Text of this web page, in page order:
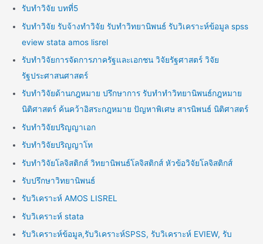
รับทำวิจัย บทที่5
รับทำวิจัย รับจ้างทำวิจัย รับทำวิทยานิพนธ์ รับวิเคราะห์ข้อมูล spss
eview stata amos lisrel
รับทำวิจัยการจัดการภาครัฐและเอกชน วิจัยรัฐศาสตร์ วิจัย
รัฐประศาสนศาสตร์
รับทำวิจัยด้านกฎหมาย ปรึกษาการ รับทำทำวิทยานิพนธ์กฎหมาย
นิติศาสตร์ ค้นคว้าอิสระกฎหมาย ปัญหาพิเศษ สารนิพนธ์ นิติศาสตร์
รับทำวิจัยปริญญาเอก
รับทำวิจัยปริญญาโท
รับทำวิจัยโลจิสติกส์ วิทยานิพนธ์โลจิสติกส์ หัวข้อวิจัยโลจิสติกส์
รับปรึกษาวิทยานิพนธ์
รับวิเคราะห์ AMOS LISREL
รับวิเคราะห์ stata
รับวิเคราะห์ข้อมูล,รับวิเคราะห์SPSS, รับวิเคราะห์ EVIEW, รับ